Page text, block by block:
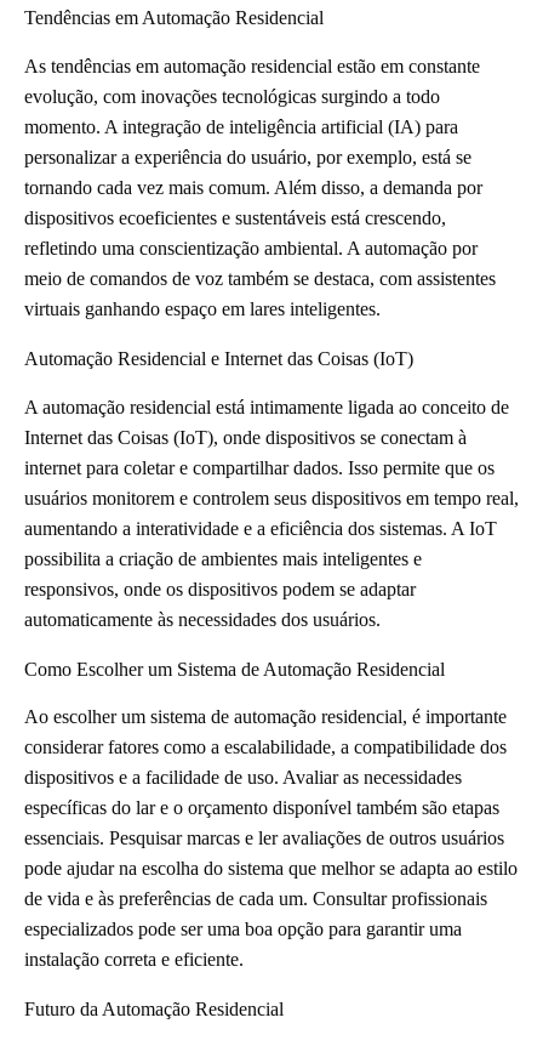
Tendências em Automação Residencial
As tendências em automação residencial estão em constante
evolução, com inovações tecnológicas surgindo a todo
momento. A integração de inteligência artificial (IA) para
personalizar a experiência do usuário, por exemplo, está se
tornando cada vez mais comum. Além disso, a demanda por
dispositivos ecoeficientes e sustentáveis está crescendo,
refletindo uma conscientização ambiental. A automação por
meio de comandos de voz também se destaca, com assistentes
virtuais ganhando espaço em lares inteligentes.
Automação Residencial e Internet das Coisas (IoT)
A automação residencial está intimamente ligada ao conceito de
Internet das Coisas (IoT), onde dispositivos se conectam à
internet para coletar e compartilhar dados. Isso permite que os
usuários monitorem e controlem seus dispositivos em tempo real,
aumentando a interatividade e a eficiência dos sistemas. A IoT
possibilita a criação de ambientes mais inteligentes e
responsivos, onde os dispositivos podem se adaptar
automaticamente às necessidades dos usuários.
Como Escolher um Sistema de Automação Residencial
Ao escolher um sistema de automação residencial, é importante
considerar fatores como a escalabilidade, a compatibilidade dos
dispositivos e a facilidade de uso. Avaliar as necessidades
específicas do lar e o orçamento disponível também são etapas
essenciais. Pesquisar marcas e ler avaliações de outros usuários
pode ajudar na escolha do sistema que melhor se adapta ao estilo
de vida e às preferências de cada um. Consultar profissionais
especializados pode ser uma boa opção para garantir uma
instalação correta e eficiente.
Futuro da Automação Residencial